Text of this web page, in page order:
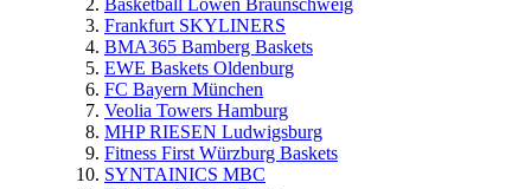
Frankfurt SKYLINERS
BMA365 Bamberg Baskets
EWE Baskets Oldenburg
FC Bayern München
Veolia Towers Hamburg
MHP RIESEN Ludwigsburg
Fitness First Würzburg Baskets
SYNTAINICS MBC